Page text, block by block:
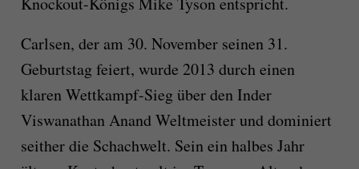
Carlsen, der am 30. November seinen 31.
Geburtstag feiert, wurde 2013 durch einen
klaren Wettkampf-Sieg über den Inder
Viswanathan Anand Weltmeister und dominiert
seither die Schachwelt. Sein ein halbes Jahr